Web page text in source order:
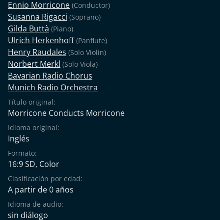
Ennio Morricone (Conductor)
Susanna Rigacci (Soprano)
Gilda Buttà (Piano)
Ulrich Herkenhoff(Panflute)
Henry Raudales (Solo Violin)
Norbert Merkl (Solo Viola)
Bavarian Radio Chorus
Munich Radio Orchestra
Título original:
Morricone Conducts Morricone
Idioma original:
Inglés
Formato:
16:9 SD, Color
Clasificación por edad:
A partir de 0 años
Idioma de audio:
sin diálogo